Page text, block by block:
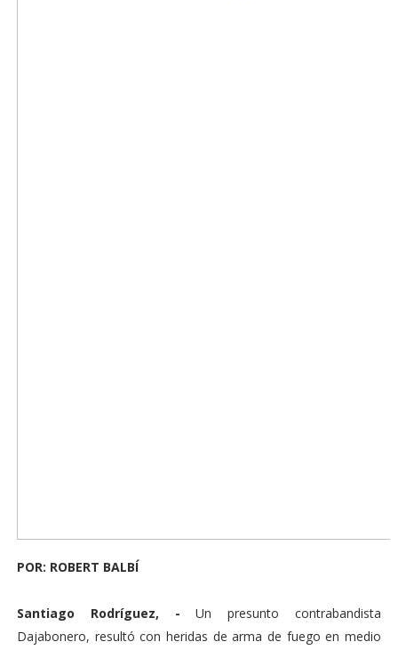
POR: ROBERT BALBÍ
Santiago Rodríguez, -Un presunto contrabandista
Dajabonero, resultó con heridas de arma de fuego en medio